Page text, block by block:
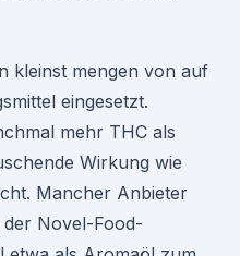
kleinst mengen von auf
eingesetzt.
mehr THC als
Wirkung wie
Mancher Anbieter
Novel-Food-